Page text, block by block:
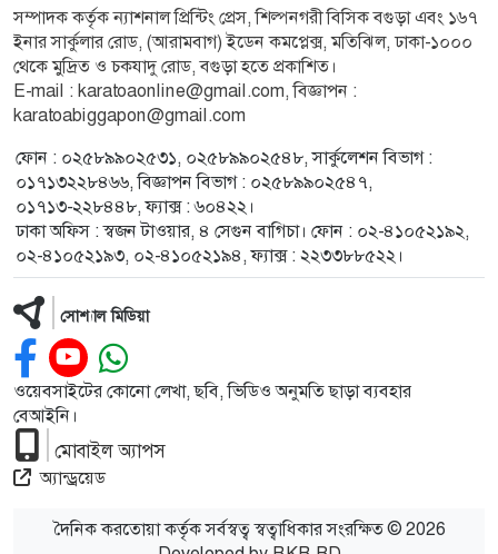
সম্পাদক কর্তৃক ন্যাশনাল প্রিন্টিং প্রেস, শিল্পনগরী বিসিক বগুড়া এবং ১৬৭
ইনার সার্কুলার রোড, (আরামবাগ) ইডেন কমপ্লেক্স, মতিঝিল, ঢাকা-১০০০
থেকে মুদ্রিত ও চকযাদু রোড, বগুড়া হতে প্রকাশিত।
E-mail : karatoaonline@gmail.com, বিজ্ঞাপন :
karatoabiggapon@gmail.com
ফোন : ০২৫৮৯৯০২৫৩১, ০২৫৮৯৯০২৫৪৮, সার্কুলেশন বিভাগ :
০১৭১৩২২৮৪৬৬, বিজ্ঞাপন বিভাগ : ০২৫৮৯৯০২৫৪৭,
০১৭১৩-২২৮৪৪৮, ফ্যাক্স : ৬০৪২২।
ঢাকা অফিস : স্বজন টাওয়ার, ৪ সেগুন বাগিচা। ফোন : ০২-৪১০৫২১৯২,
০২-৪১০৫২১৯৩, ০২-৪১০৫২১৯৪, ফ্যাক্স : ২২৩৩৮৮৫২২।
সোশ্যাল মিডিয়া
ওয়েবসাইটের কোনো লেখা, ছবি, ভিডিও অনুমতি ছাড়া ব্যবহার
বেআইনি।
মোবাইল অ্যাপস
অ্যান্ড্রয়েড
দৈনিক করতোয়া কর্তৃক সর্বস্বত্ব স্বত্বাধিকার সংরক্ষিত © 2026